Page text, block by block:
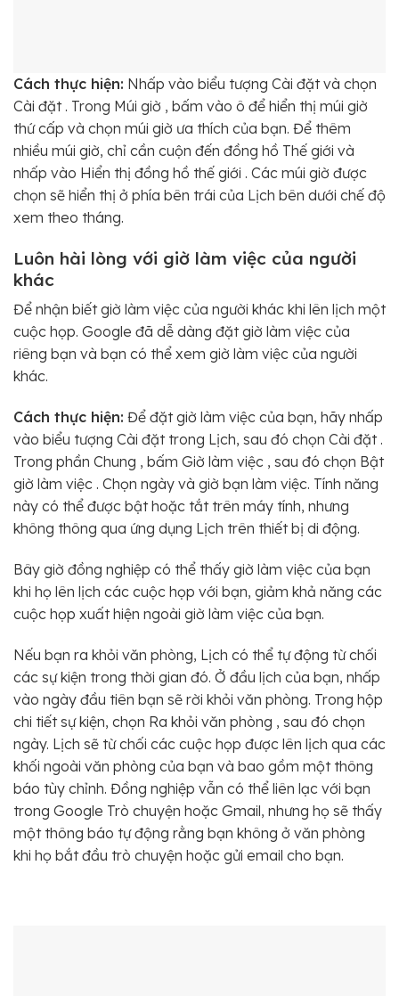
Cách thực hiện: Nhấp vào biểu tượng Cài đặt và chọn
Cài đặt . Trong Múi giờ , bấm vào ô để hiển thị múi giờ
thứ cấp và chọn múi giờ ưa thích của bạn. Để thêm
nhiều múi giờ, chỉ cần cuộn đến đồng hồ Thế giới và
nhấp vào Hiển thị đồng hồ thế giới . Các múi giờ được
chọn sẽ hiển thị ở phía bên trái của Lịch bên dưới chế độ
xem theo tháng.
Luôn hài lòng với giờ làm việc của người
khác
Để nhận biết giờ làm việc của người khác khi lên lịch một
cuộc họp. Google đã dễ dàng đặt giờ làm việc của
riêng bạn và bạn có thể xem giờ làm việc của người
khác.
Cách thực hiện: Để đặt giờ làm việc của bạn, hãy nhấp
vào biểu tượng Cài đặt trong Lịch, sau đó chọn Cài đặt .
Trong phần Chung , bấm Giờ làm việc , sau đó chọn Bật
giờ làm việc . Chọn ngày và giờ bạn làm việc. Tính năng
này có thể được bật hoặc tắt trên máy tính, nhưng
không thông qua ứng dụng Lịch trên thiết bị di động.
Bây giờ đồng nghiệp có thể thấy giờ làm việc của bạn
khi họ lên lịch các cuộc họp với bạn, giảm khả năng các
cuộc họp xuất hiện ngoài giờ làm việc của bạn.
Nếu bạn ra khỏi văn phòng, Lịch có thể tự động từ chối
các sự kiện trong thời gian đó. Ở đầu lịch của bạn, nhấp
vào ngày đầu tiên bạn sẽ rời khỏi văn phòng. Trong hộp
chi tiết sự kiện, chọn Ra khỏi văn phòng , sau đó chọn
ngày. Lịch sẽ từ chối các cuộc họp được lên lịch qua các
khối ngoài văn phòng của bạn và bao gồm một thông
báo tùy chỉnh. Đồng nghiệp vẫn có thể liên lạc với bạn
trong Google Trò chuyện hoặc Gmail, nhưng họ sẽ thấy
một thông báo tự động rằng bạn không ở văn phòng
khi họ bắt đầu trò chuyện hoặc gửi email cho bạn.